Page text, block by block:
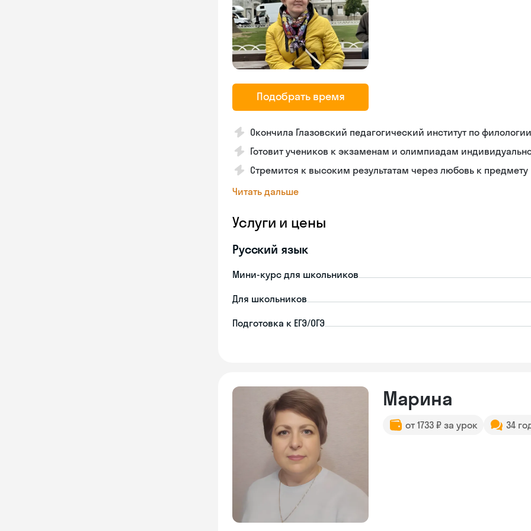
Подобрать время
Окончила Глазовский педагогический институт по филологии
Готовит учеников к экзаменам и олимпиадам
Стремится к высоким результатам через любовь к предмету
Читать дальше
Услуги и цены
Русский язык
Мини-курс для школьников
Для школьников
Подготовка к ЕГЭ/ОГЭ
Марина
от 1733 ₽ за урок 34